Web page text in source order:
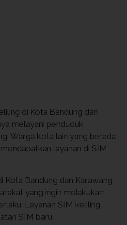
di Kota Bandung dan
melayani penduduk
Warga kota lain yang berada
layanan di SIM
Kota Bandung dan Karawang
yang ingin melakukan
Layanan SIM keliling
SIM baru.